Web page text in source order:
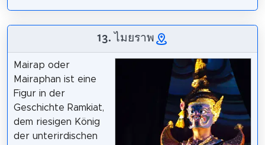
13. ไมยราพ
Mairap oder
Mairaphan ist eine
Figur in der
Geschichte Ramkiat,
dem riesigen König
der unterirdischen